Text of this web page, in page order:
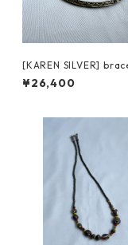
[KAREN SILVER]
カレンシルバー ブレス
¥26,400